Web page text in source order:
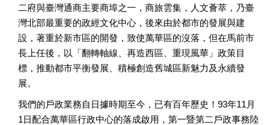
二府與臺灣通商主要商埠之一，商旅雲集，人文薈萃，乃臺
灣北部最重要的政經文化中心，後來由於都市的發展與建
設，著重於新市區的開發，致使萬華區的沒落，但在馬前市
長上任後，以「翻轉軸線、再造西區、重現風華」政策目
標，推動都市平衡發展、積極創造舊城區新魅力及永續發
展。
我們的戶政業務自日據時期至今，已有百年歷史！93年11月
1日配合萬華區行政中心的落成啟用，第一暨第二戶政事務陸